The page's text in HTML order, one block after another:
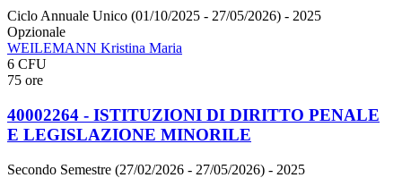
Ciclo Annuale Unico (01/10/2025 - 27/05/2026) - 2025
Opzionale
WEILEMANN Kristina Maria
6 CFU
75 ore
40002264 - ISTITUZIONI DI DIRITTO PENALE
E LEGISLAZIONE MINORILE
Secondo Semestre (27/02/2026 - 27/05/2026) - 2025